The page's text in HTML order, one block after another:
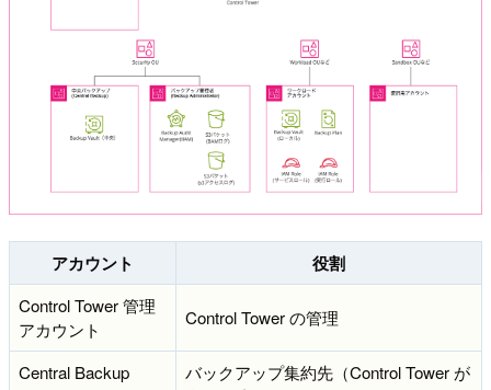
アカウント 役割
Control Tower 管理
アカウント
Control Tower の管理
Central Backup
バックアップ集約先（Control Tower が